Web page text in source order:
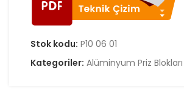
Stok kodu: P10 06 01
Kategoriler: Alüminyum Priz Blokları